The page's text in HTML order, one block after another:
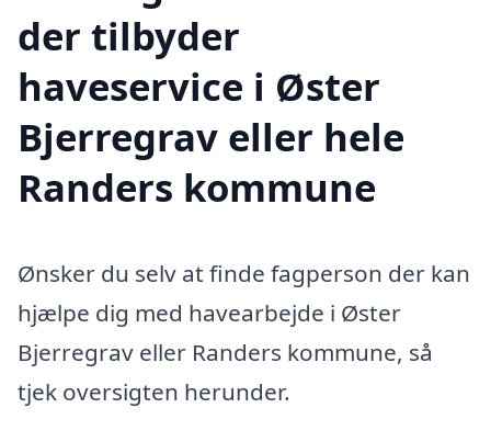
der tilbyder
haveservice i Øster
Bjerregrav eller hele
Randers kommune
Ønsker du selv at finde fagperson der kan
hjælpe dig med havearbejde i Øster
Bjerregrav eller Randers kommune, så
tjek oversigten herunder.